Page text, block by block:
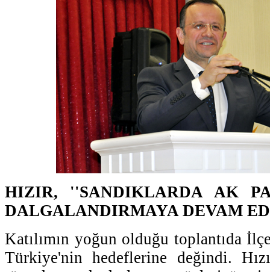
HIZIR, ''SANDIKLARDA AK
DALGALANDIRMAYA DEVAM
Katılımın yoğun olduğu toplantıda
Türkiye'nin hedeflerine değindi.